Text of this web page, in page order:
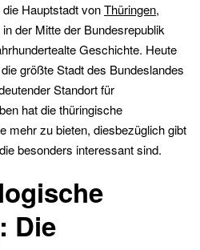
Hauptstadt vonThüringen,
der Mitte der Bundesrepublik
Geschichte. Heute
größte Stadt des Bundeslandes
Standort für
hat die thüringische
mehr zu bieten, diesbezüglich gibt
besonders interessant sind.
Die